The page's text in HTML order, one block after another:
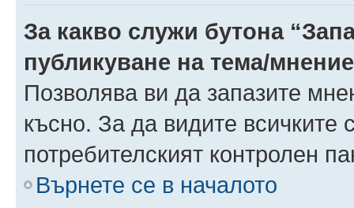
За какво служи бутона
публикуване на тема/
Позволява ви да запазите
късно. За да видите всичките
потребителският контролен
Върнете се в началото